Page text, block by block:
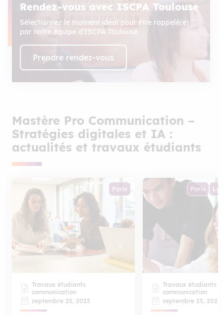
Rendez-vous avec ISCPA Toulouse
Sélectionnez le moment idéal pour être rappelé(e)
par notre équipe d’ISCPA Toulouse
Prendre rendez-vous
Mastère Pro Communication –
Stratégies digitales et IA :
actualités et travaux étudiants
Paris
Travaux étudiants
communication
septembre 25, 2023
Paris
Travaux étudiants
communication
septembre 25, 2023